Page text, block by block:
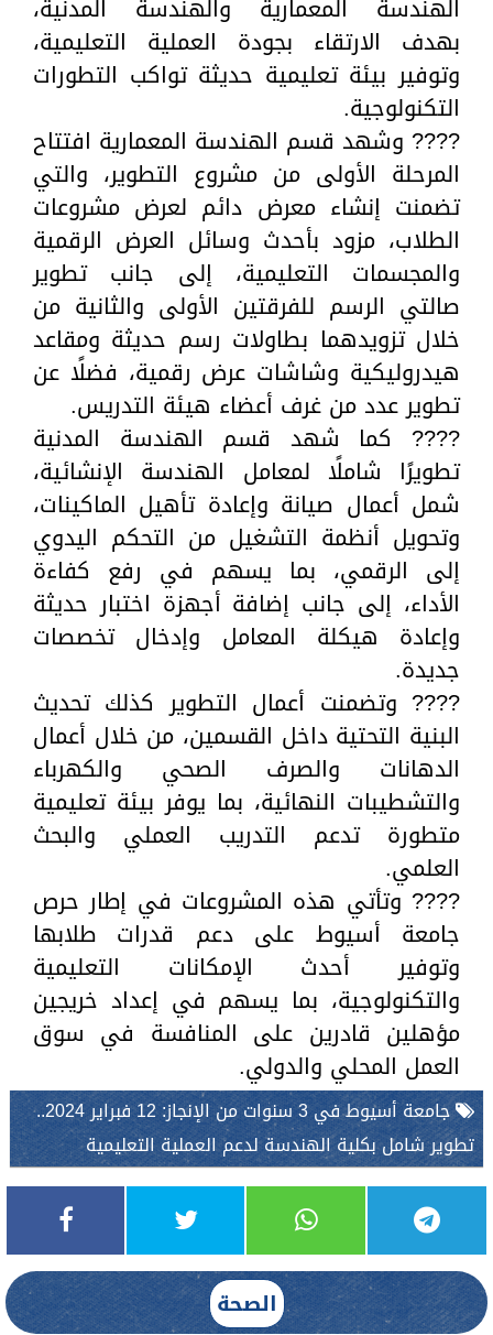
الهندسة المعمارية والهندسة المدنية،
بهدف الارتقاء بجودة العملية التعليمية،
وتوفير بيئة تعليمية حديثة تواكب التطورات
التكنولوجية.
???? وشهد قسم الهندسة المعمارية افتتاح
المرحلة الأولى من مشروع التطوير، والتي
تضمنت إنشاء معرض دائم لعرض مشروعات
الطلاب، مزود بأحدث وسائل العرض الرقمية
والمجسمات التعليمية، إلى جانب تطوير
صالتي الرسم للفرقتين الأولى والثانية من
خلال تزويدهما بطاولات رسم حديثة ومقاعد
هيدروليكية وشاشات عرض رقمية، فضلًا عن
تطوير عدد من غرف أعضاء هيئة التدريس.
???? كما شهد قسم الهندسة المدنية
تطويرًا شاملًا لمعامل الهندسة الإنشائية،
شمل أعمال صيانة وإعادة تأهيل الماكينات،
وتحويل أنظمة التشغيل من التحكم اليدوي
إلى الرقمي، بما يسهم في رفع كفاءة
الأداء، إلى جانب إضافة أجهزة اختبار حديثة
وإعادة هيكلة المعامل وإدخال تخصصات
جديدة.
???? وتضمنت أعمال التطوير كذلك تحديث
البنية التحتية داخل القسمين، من خلال أعمال
الدهانات والصرف الصحي والكهرباء
والتشطيبات النهائية، بما يوفر بيئة تعليمية
متطورة تدعم التدريب العملي والبحث
العلمي.
???? وتأتي هذه المشروعات في إطار حرص
جامعة أسيوط على دعم قدرات طلابها
وتوفير أحدث الإمكانات التعليمية
والتكنولوجية، بما يسهم في إعداد خريجين
مؤهلين قادرين على المنافسة في سوق
العمل المحلي والدولي.
جامعة أسيوط في 3 سنوات من الإنجاز: 12 فبراير 2024..
تطوير شامل بكلية الهندسة لدعم العملية التعليمية
الصحة